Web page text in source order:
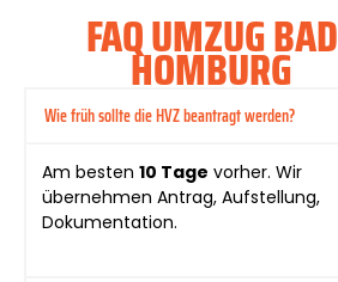
FAQ UMZUG BAD
HOMBURG
Wie früh sollte die HVZ beantragt werden?
Am besten 10 Tage vorher. Wir
übernehmen Antrag, Aufstellung,
Dokumentation.